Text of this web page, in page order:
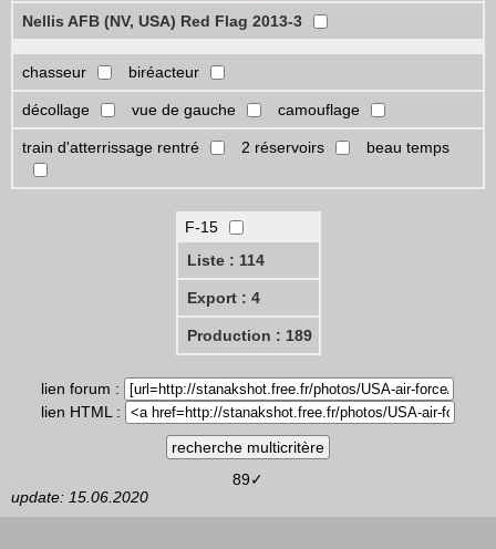
Nellis AFB (NV, USA) Red Flag 2013-3
chasseur biréacteur
décollage vue de gauche camouflage
train d'atterrissage rentré 2 réservoirs beau temps
F-15
Liste : 114
Export : 4
Production : 189
lien forum :
lien HTML :
89✓
update: 15.06.2020